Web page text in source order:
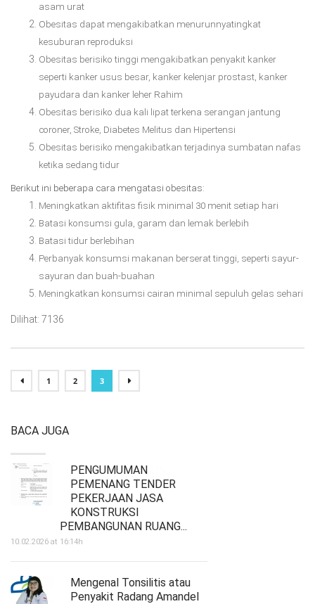
asam urat
Obesitas dapat mengakibatkan menurunnyatingkat
kesuburan reproduksi
Obesitas berisiko tinggi mengakibatkan penyakit kanker
seperti kanker usus besar, kanker kelenjar prostast, kanker
payudara dan kanker leher Rahim
Obesitas berisiko dua kali lipat terkena serangan jantung
coroner, Stroke, Diabetes Melitus dan Hipertensi
Obesitas berisiko mengakibatkan terjadinya sumbatan nafas
ketika sedang tidur
Berikut ini beberapa cara mengatasi obesitas:
Meningkatkan aktifitas fisik minimal 30 menit setiap hari
Batasi konsumsi gula, garam dan lemak berlebih
Batasi tidur berlebihan
Perbanyak konsumsi makanan berserat tinggi, seperti sayur-
sayuran dan buah-buahan
Meningkatkan konsumsi cairan minimal sepuluh gelas sehari
Dilihat: 7136
1 2 3
BACA JUGA
PENGUMUMAN
PEMENANG TENDER
PEKERJAAN JASA
KONSTRUKSI
PEMBANGUNAN RUANG...
10.02.2026 at 16:14h
Mengenal Tonsilitis atau
Penyakit Radang Amandel